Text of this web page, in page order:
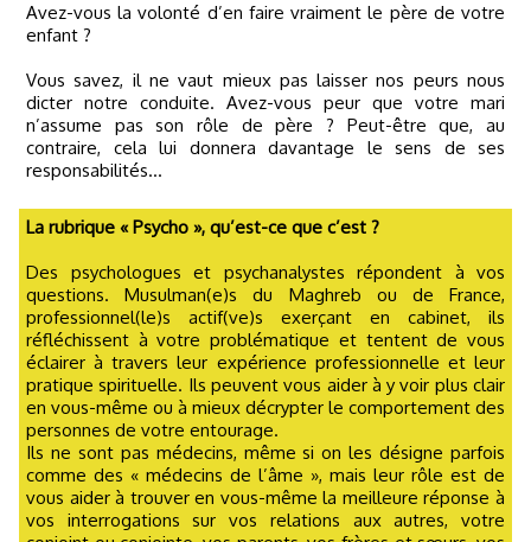
Avez-vous la volonté d’en faire vraiment le père de votre
enfant ?
Vous savez, il ne vaut mieux pas laisser nos peurs nous
dicter notre conduite. Avez-vous peur que votre mari
n’assume pas son rôle de père ? Peut-être que, au
contraire, cela lui donnera davantage le sens de ses
responsabilités…
La rubrique « Psycho », qu’est-ce que c’est ?
Des psychologues et psychanalystes répondent à vos
questions. Musulman(e)s du Maghreb ou de France,
professionnel(le)s actif(ve)s exerçant en cabinet, ils
réfléchissent à votre problématique et tentent de vous
éclairer à travers leur expérience professionnelle et leur
pratique spirituelle. Ils peuvent vous aider à y voir plus clair
en vous-même ou à mieux décrypter le comportement des
personnes de votre entourage.
Ils ne sont pas médecins, même si on les désigne parfois
comme des « médecins de l’âme », mais leur rôle est de
vous aider à trouver en vous-même la meilleure réponse à
vos interrogations sur vos relations aux autres, votre